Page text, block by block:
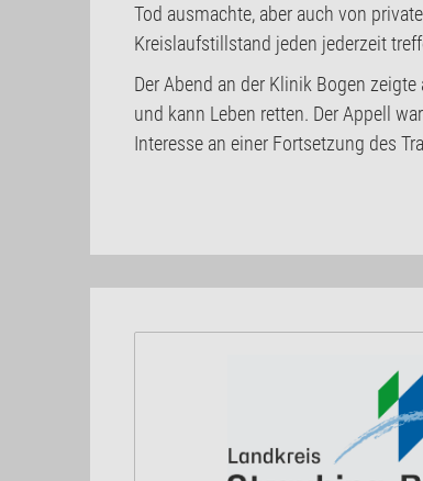
Tod ausmachte, aber auch von
Kreislaufstillstand jeden jederzeit
Der Abend an der Klinik Bogen
und kann Leben retten. Der Appell
Interesse an einer Fortsetzung des